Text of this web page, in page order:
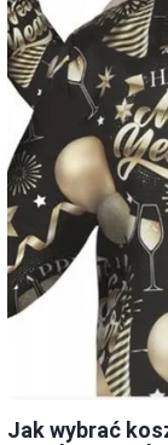
Jak wybrać